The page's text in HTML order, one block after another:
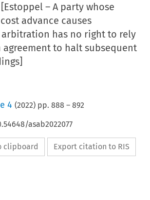
– A party whose
advance causes
has no right to rely
to halt subsequent
4 (2022) pp.888 –892
asab2022077
clipboard Export citation to RIS